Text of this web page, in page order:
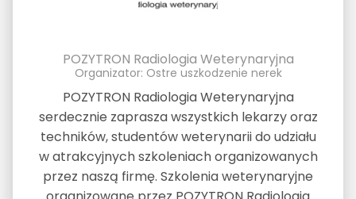
POZYTRON Radiologia Weterynaryjna
Organizator: Ostre uszkodzenie nerek
POZYTRON Radiologia Weterynaryjna
serdecznie zaprasza wszystkich lekarzy oraz
techników, studentów weterynarii do udziału
w atrakcyjnych szkoleniach organizowanych
przez naszą firmę. Szkolenia weterynaryjne